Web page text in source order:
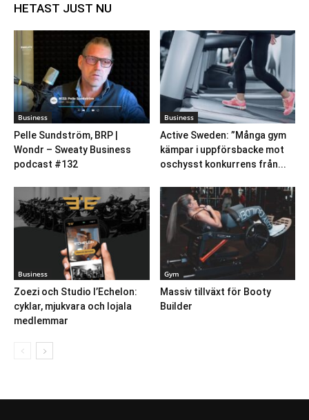
HETAST JUST NU
Business
Pelle Sundström, BRP |
Wondr – Sweaty Business
podcast #132
Business
Active Sweden: ”Många gym
kämpar i uppförsbacke mot
oschysst konkurrens från...
Business
Zoezi och Studio l’Echelon:
cyklar, mjukvara och lojala
medlemmar
Gym
Massiv tillväxt för Booty
Builder